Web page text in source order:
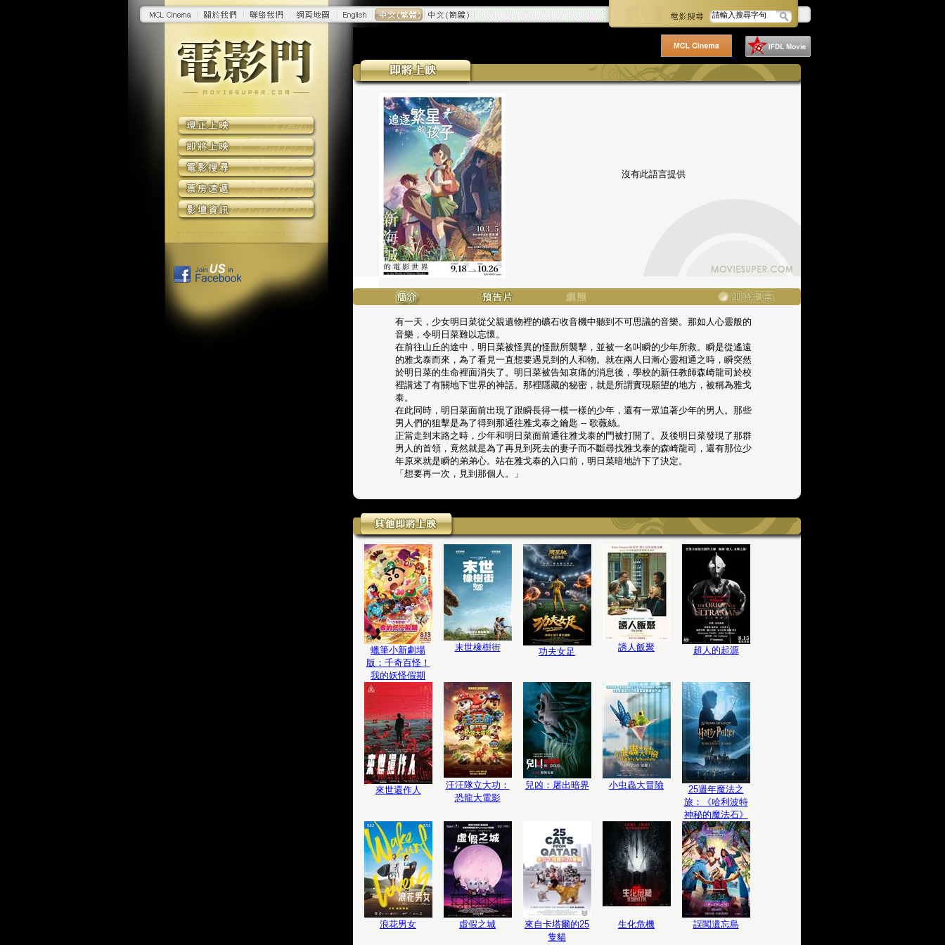
沒有此語言提供
有一天，少女明日菜從父親遺物裡的礦石收音機中聽到不可思議的音樂。那如人心靈般的
音樂，令明日菜難以忘懷。
在前往山丘的途中，明日菜被怪異的怪獸所襲擊，並被一名叫瞬的少年所救。瞬是從遙遠
的雅戈泰而來，為了看見一直想要遇見到的人和物。就在兩人日漸心靈相通之時，瞬突然
於明日菜的生命裡面消失了。明日菜被告知哀痛的消息後，學校的新任教師森崎龍司於校
裡講述了有關地下世界的神話。那裡隱藏的秘密，就是所謂實現願望的地方，被稱為雅戈
泰。
在此同時，明日菜面前出現了跟瞬長得一模一樣的少年，還有一眾追著少年的男人。那些
男人們的狙擊是為了得到那通往雅戈泰之鑰匙 -- 歌薇絲。
正當走到末路之時，少年和明日菜面前通往雅戈泰的門被打開了。及後明日菜發現了那群
男人的首領，竟然就是為了再見到死去的妻子而不斷尋找雅戈泰的森崎龍司，還有那位少
年原來就是瞬的弟弟心。站在雅戈泰的入口前，明日菜暗地許下了決定。
「想要再一次，見到那個人。」
蠟筆小新劇場
版：千奇百怪！
我的妖怪假期
末世橡樹街 功夫女足 誘人飯聚 超人的起源
來世還作人
汪汪隊立大功：
恐龍大電影
兒凶：屠出暗界 小虫蟲大冒險
25週年魔法之
旅：《哈利波特
神秘的魔法石》
浪花男女 虛假之城
來自卡塔爾的25
隻貓
生化危機 誤闖遺忘島